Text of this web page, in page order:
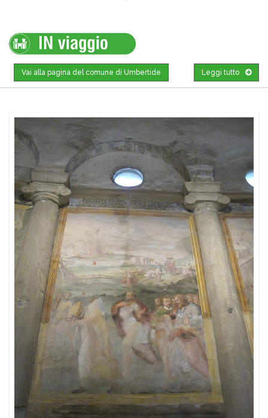
Leggi tutto
Vai alla pagina del comune di Umbertide